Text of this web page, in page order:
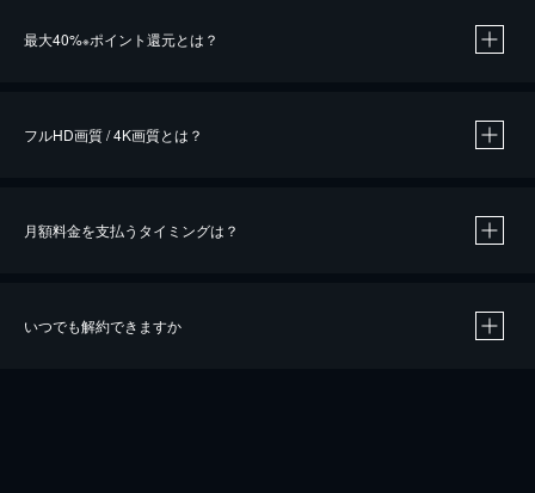
最大40%※ポイント還元とは？
※40％ポイント還元の対象は、クレジットカード決済による作品の購入 / レンタルです。
iOSアプリのUコイン決済による作品の購入 / レンタルは、20％のポイント還元です。
フルHD画質 / 4K画質とは？
月額料金を支払うタイミングは？
いつでも解約できますか